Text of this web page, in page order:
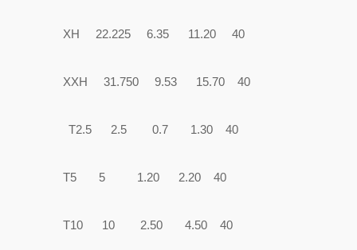
XH 22.225 6.35 11.20 40
XXH 31.750 9.53 15.70 40
T2.5 2.5 0.7 1.30 40
T5 5 1.20 2.20 40
T10 10 2.50 4.50 40